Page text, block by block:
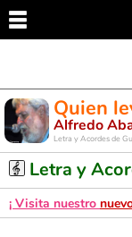
Quien
Alfredo
Letra y Acordes de
Letra y
¡ Visita nuestro